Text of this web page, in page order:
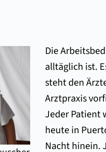
Die
alltäglich ist.
steht den
Arztpraxis
Jeder Patient
heute in
Nacht hinein.